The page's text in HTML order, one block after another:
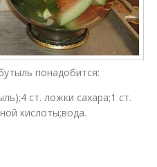
понадобится:
ст. ложки сахара;1 ст.
кислоты;вода.